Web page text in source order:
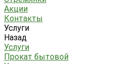
Акции
Контакты
Услуги
Назад
Услуги
Прокат бытовой